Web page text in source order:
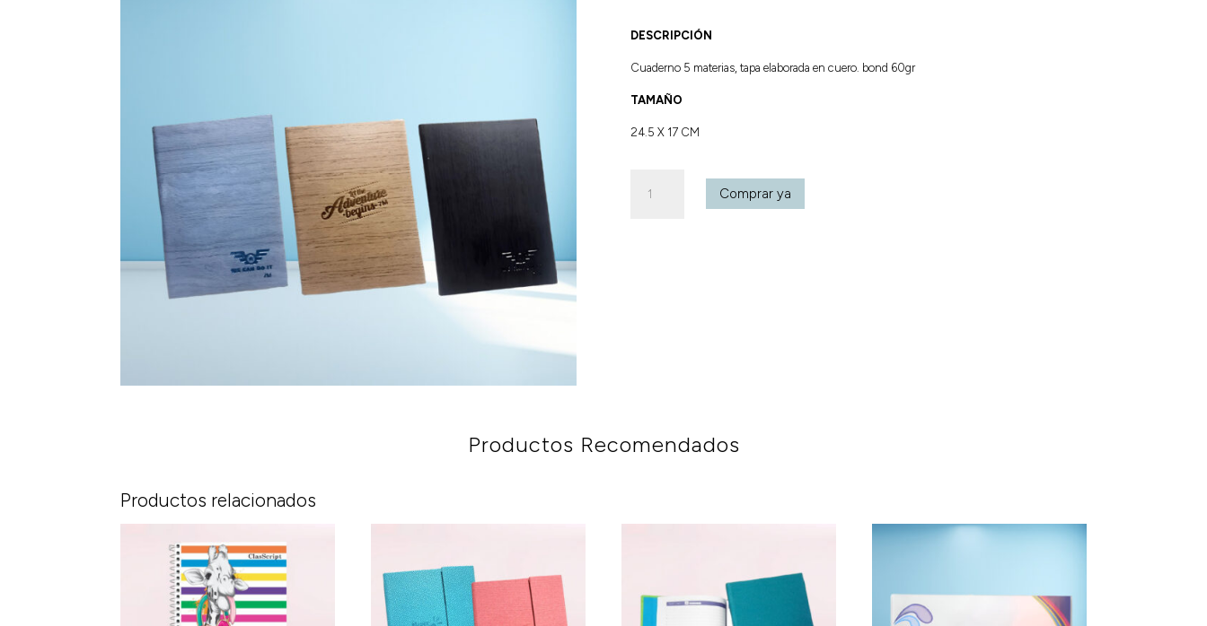
DESCRIPCIÓN
Cuaderno 5 materias, tapa elaborada en cuero. bond 60gr
TAMAÑO
24.5 X 17 CM
Comprar ya
Productos Recomendados
Productos relacionados